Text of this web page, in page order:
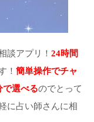
談アプリ！ 24時間
！ 簡単操作でチャ
で選べるのでとって
に占い師さんに相